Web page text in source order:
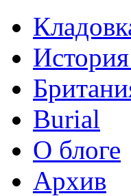
Burial
О блоге
Архив